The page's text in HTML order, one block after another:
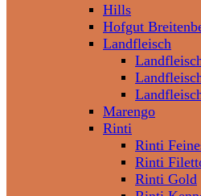
Hills
Hofgut
Landfleisch
Marengo
Rinti
Rinti
Rinti
Rinti Gold